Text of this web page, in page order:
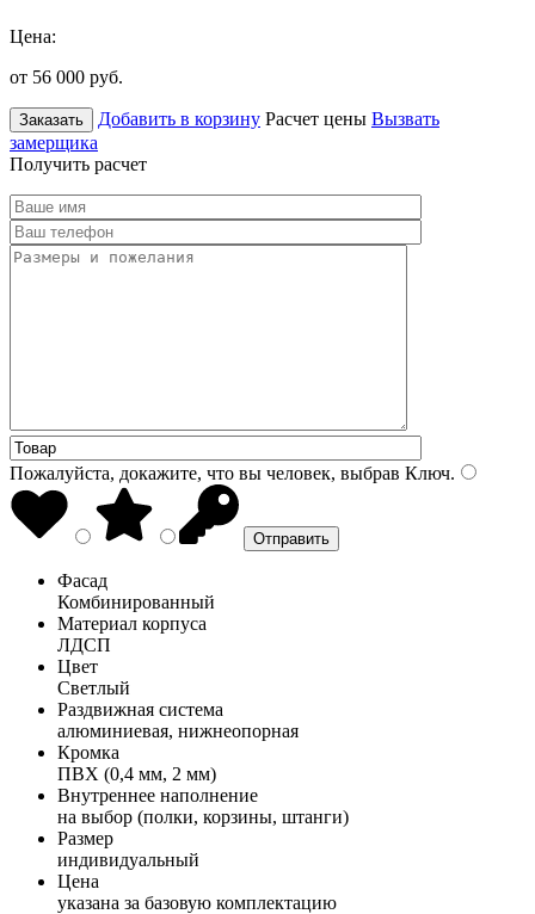
Цена:
от 56 000 руб.
Заказать Добавить в корзину Расчет цены Вызвать
замерщика
Получить расчет
Пожалуйста, докажите, что вы человек, выбрав Ключ.
Фасад
Комбинированный
Материал корпуса
ЛДСП
Цвет
Светлый
Раздвижная система
алюминиевая, нижнеопорная
Кромка
ПВХ (0,4 мм, 2 мм)
Внутреннее наполнение
на выбор (полки, корзины, штанги)
Размер
индивидуальный
Цена
указана за базовую комплектацию